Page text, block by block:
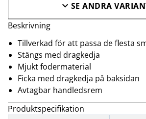
SE ANDRA
Beskrivning
Tillverkad för att passa de flesta
Stängs med dragkedja
Mjukt fodermaterial
Ficka med dragkedja på baksidan
Avtagbar handledsrem
Produktspecifikation